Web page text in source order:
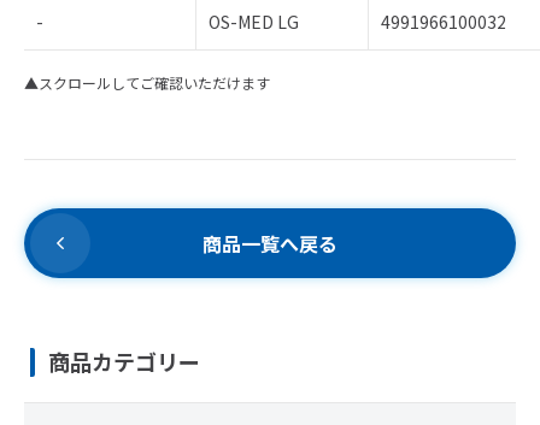
- OS-MED LG 4991966100032
▲スクロールしてご確認いただけます
商品一覧へ戻る
商品カテゴリー